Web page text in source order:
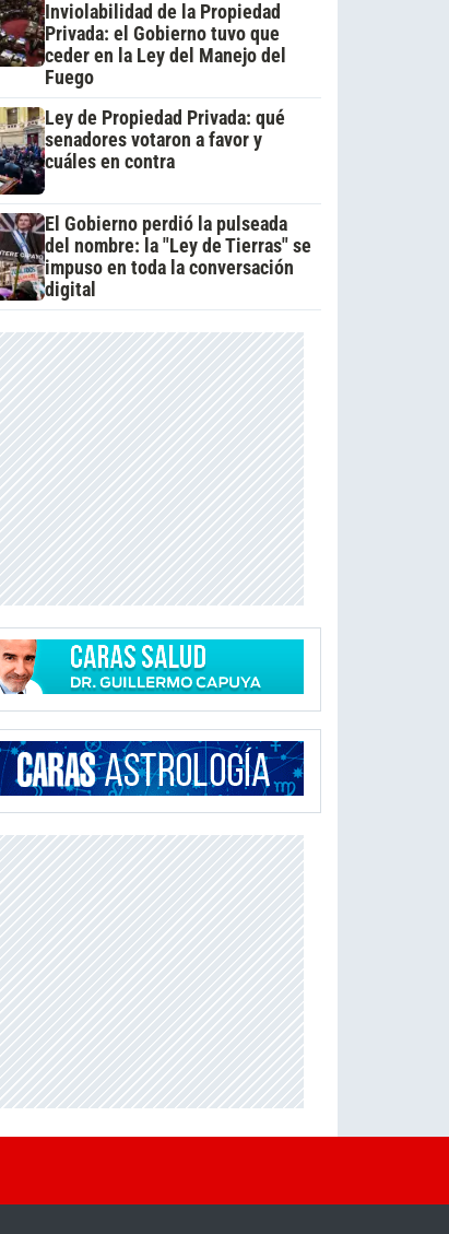
Inviolabilidad de la Propiedad
Privada: el Gobierno tuvo que
ceder en la Ley del Manejo del
Fuego
Ley de Propiedad Privada: qué
senadores votaron a favor y
cuáles en contra
El Gobierno perdió la pulseada
del nombre: la "Ley de Tierras" se
impuso en toda la conversación
digital